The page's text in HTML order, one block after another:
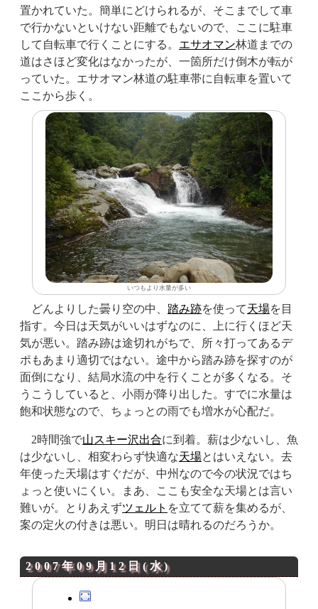
置かれていた。簡単にどけられるが、そこまでして車
で行かないといけない距離でもないので、ここに駐車
して自転車で行くことにする。 エサオマン林道までの
道はさほど変化はなかったが、一箇所だけ倒木が転が
っていた。エサオマン林道の駐車帯に自転車を置いて
ここから歩く。
いつもより水量が多い
どんよりした曇り空の中、 踏み跡を使って天場を目
指す。今日は天気がいいはずなのに、上に行くほど天
気が悪い。踏み跡は途切れがちで、所々打ってあるデ
ポもあまり適切ではない。途中から踏み跡を探すのが
面倒になり、結局水流の中を行くことが多くなる。そ
うこうしていると、小雨が降り出した。すでに水量は
飽和状態なので、ちょっとの雨でも増水が心配だ。
2時間強で山スキー沢出合に到着。薪は少ないし、魚
は少ないし、相変わらず快適な天場とはいえない。去
年使った天場はすぐだが、中州なので今の状況ではち
ょっと使いにくい。まあ、ここも安全な天場とは言い
難いが。とりあえずツェルト を立てて薪を集めるが、
案の定火の付きは悪い。明日は晴れるのだろうか。
2007年09月12日(水)